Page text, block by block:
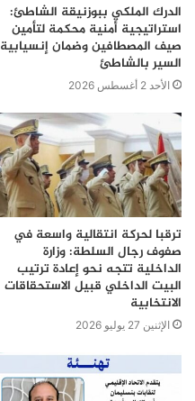
الدرك الملكي ببوزنيقة الشاطئ:
استراتيجية أمنية محكمة لتأمين
صيف المصطافين وضمان إنسيابية
السير بالشاطئ
الأحد 2 أغسطس 2026
ترقبا لحركة انتقالية واسعة في
صفوف رجال السلطة: وزارة
الداخلية تتجه نحو إعادة ترتيب
البيت الداخلي قبيل الاستحقاقات
الانتخابية
الإثنين 27 يوليو 2026